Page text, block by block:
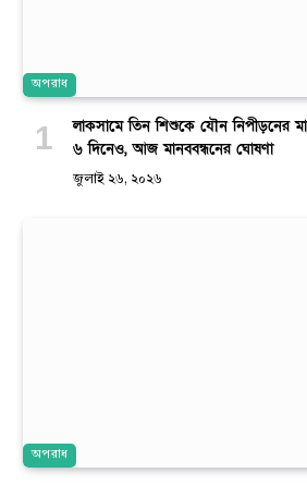
অপরাধ
লাকসামে তিন শিশুকে যৌন নিপীড়নের
৬ দিনেও, আজ মানববন্ধনের ঘোষণা
জুলাই ২৬, ২০২৬
অপরাধ